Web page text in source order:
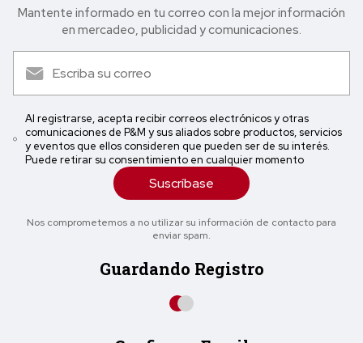
Mantente informado en tu correo con la mejor in formación
en mercadeo, publicidad y comunicaciones.
Al registrarse, acepta recibir correos electrónicos y otras
comunicaciones de P&M y sus aliados sobre productos, servicios
y eventos que ellos consideren que pueden ser de su interés.
Puede retirar su consentimiento en cualquier momento
Suscríbase
Nos comprometemos a no utilizar su información de contacto para
enviar spam.
Guardando Registro